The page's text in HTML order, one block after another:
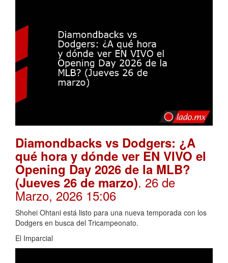
Diamondbacks vs Dodgers: ¿A
qué hora y dónde ver EN VIVO el
Opening Day 2026 de la MLB?
(Jueves 26 de marzo). 26 de
Marzo, 2026 15:06
Shohei Ohtani está listo para una nueva temporada con los
Dodgers en busca del Tricampeonato.
El Imparcial